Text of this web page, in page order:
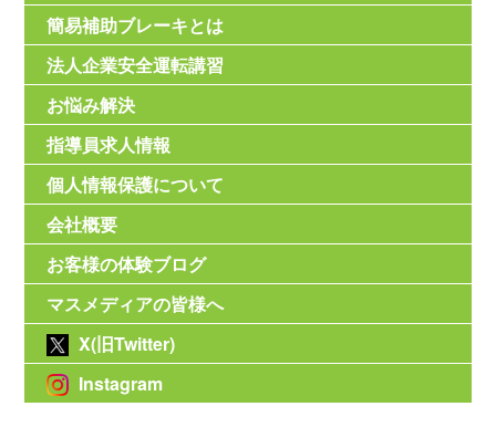
簡易補助ブレーキとは
法人企業安全運転講習
お悩み解決
指導員求人情報
個人情報保護について
会社概要
お客様の体験ブログ
マスメディアの皆様へ
X(旧Twitter)
Instagram